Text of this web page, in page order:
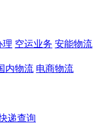
理 空运业务 安能物流
内物流 电商物流
递查询